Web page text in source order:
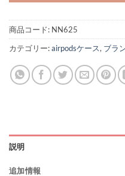
商品コード: NN625
カテゴリー:airpodsケース, ブラ
説明
追加情報